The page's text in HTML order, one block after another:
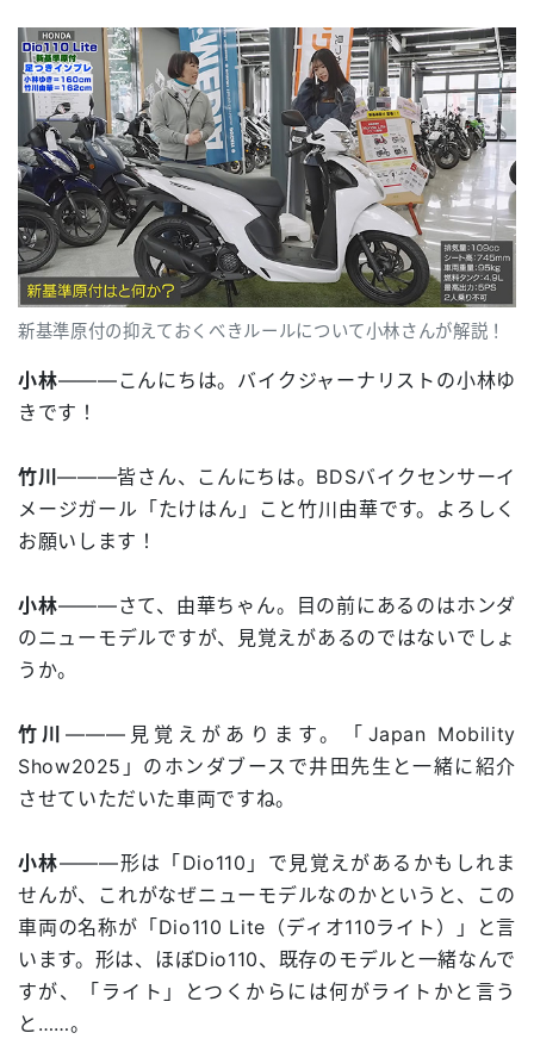
新基準原付の抑えておくべきルールについて小林さんが解説！
小林―――こんにちは。バイクジャーナリストの小林ゆ
きです！
竹川―――皆さん、こんにちは。BDSバイクセンサーイ
メージガール「たけはん」こと竹川由華です。よろしく
お願いします！
小林―――さて、由華ちゃん。目の前にあるのはホンダ
のニューモデルですが、見覚えがあるのではないでしょ
うか。
竹川―――見覚えがあります。「Japan Mobility
Show2025」のホンダブースで井田先生と一緒に紹介
させていただいた車両ですね。
小林―――形は「Dio110」で見覚えがあるかもしれま
せんが、これがなぜニューモデルなのかというと、この
車両の名称が「Dio110 Lite（ディオ110ライト）」と言
います。形は、ほぼDio110、既存のモデルと一緒なんで
すが、「ライト」とつくからには何がライトかと言う
と……。